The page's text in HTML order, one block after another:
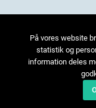
På vores website
statistik og
information deles